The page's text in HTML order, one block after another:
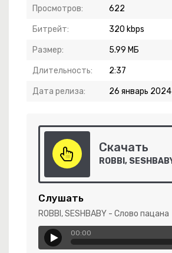
Просмотров: 622
Битрейт: 320 kbps
Размер: 5.99 МБ
Длительность: 2:37
Дата релиза: 26 январь 2024
Скачать
Слушать
ROBBI, SESHBABY - Слово пацана
00:00
Нарушим Законы